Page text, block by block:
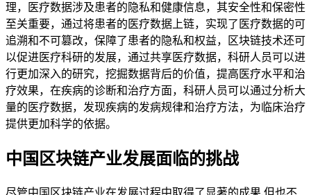
理，医疗数据涉及患者的隐私和健康信息，其安全性和保密性
至关重要，通过将患者的医疗数据上链，实现了医疗数据的可
追溯和不可篡改，保障了患者的隐私和权益，区块链技术还可
以促进医疗科研的发展，通过共享医疗数据，科研人员可以进
行更加深入的研究，挖掘数据背后的价值，提高医疗水平和治
疗效果，在疾病的诊断和治疗方面，科研人员可以通过分析大
量的医疗数据，发现疾病的发病规律和治疗方法，为临床治疗
提供更加科学的依据。
中国区块链产业发展面临的挑战
尽管中国区块链产业在发展过程中取得了显著的成果,但也不